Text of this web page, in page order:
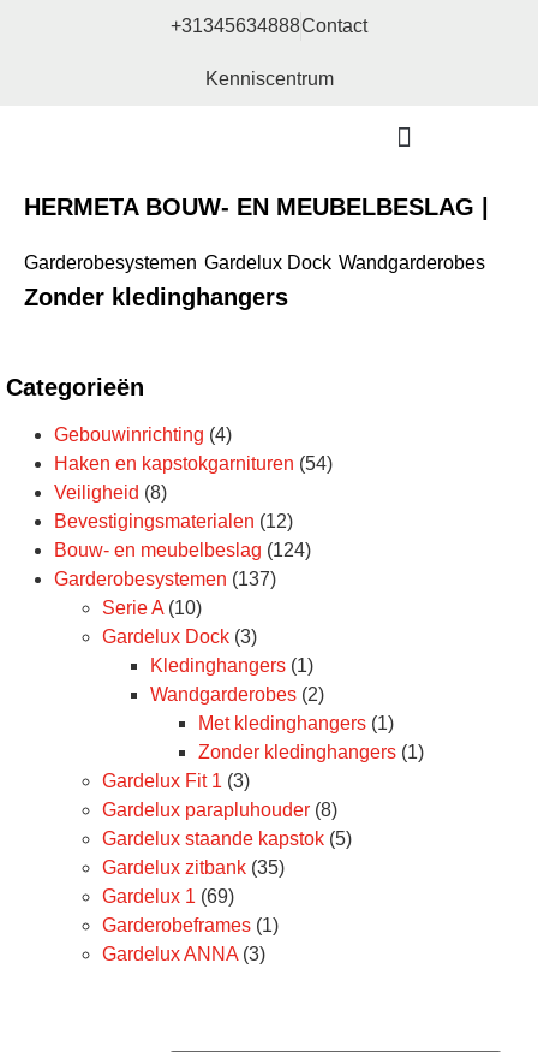
+31345634888Contact
Kenniscentrum
HERMETA BOUW- EN MEUBELBESLAG |
Garderobesystemen Gardelux Dock Wandgarderobes
Zonder kledinghangers
Categorieën
Gebouwinrichting (4)
Haken en kapstokgarnituren (54)
Veiligheid (8)
Bevestigingsmaterialen (12)
Bouw- en meubelbeslag (124)
Garderobesystemen (137)
Serie A (10)
Gardelux Dock (3)
Kledinghangers (1)
Wandgarderobes (2)
Met kledinghangers (1)
Zonder kledinghangers (1)
Gardelux Fit 1 (3)
Gardelux parapluhouder (8)
Gardelux staande kapstok (5)
Gardelux zitbank (35)
Gardelux 1 (69)
Garderobeframes (1)
Gardelux ANNA (3)